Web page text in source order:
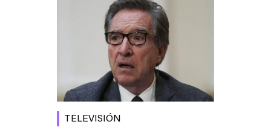
TELEVISIÓN